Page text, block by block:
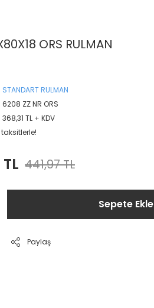
ORS RULMAN
STANDART RULMAN
6208 ZZ NR ORS
368,31 TL + KDV
441,97 TL
Sepete Ekle
Paylaş